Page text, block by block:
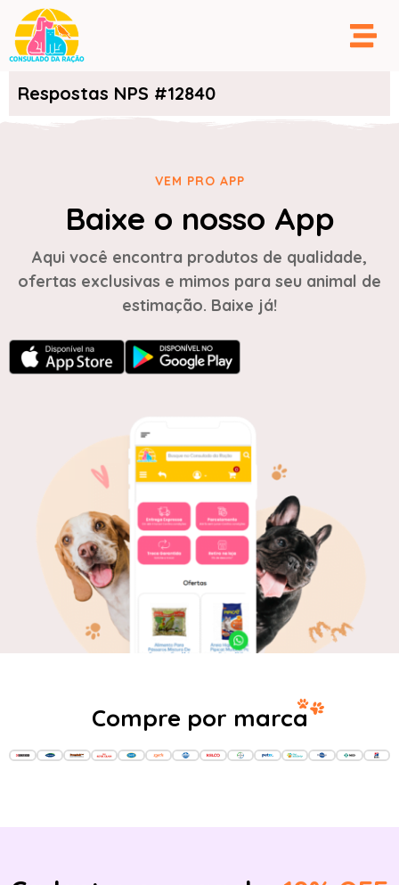
Respostas NPS #12840
VEM PRO APP
Baixe o nosso App
Aqui você encontra produtos de qualidade,
ofertas exclusivas e mimos para seu animal de
estimação. Baixe já!
Compre por marca